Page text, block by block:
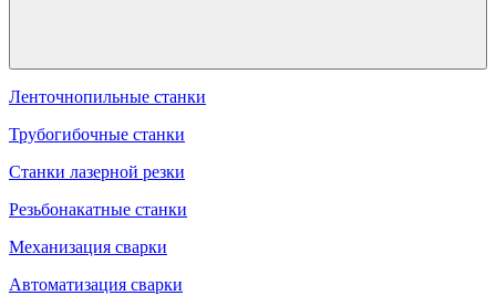
Ленточнопильные станки
Трубогибочные станки
Станки лазерной резки
Резьбонакатные станки
Механизация сварки
Автоматизация сварки